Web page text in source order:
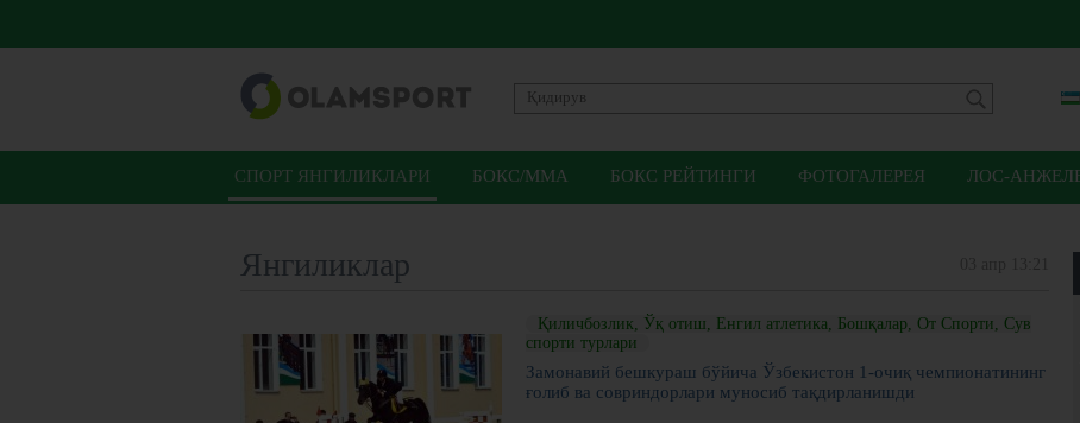
СПОРТ ЯНГИЛИКЛАРИ БОКС/ММА БОКС РЕЙТИНГИ ФОТОГАЛЕРЕЯ ЛОС-
Янгиликлар
Қиличбозлик, Ўқ отиш, Енгил атлетика, Бошқалар, От Спорти, Сув
спорти турлари
Замонавий бешкураш бўйича Ўзбекистон 1-очиқ чемпионатининг
ғолиб ва совриндорлари муносиб тақдирланишди